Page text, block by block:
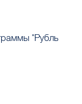
"Рубль